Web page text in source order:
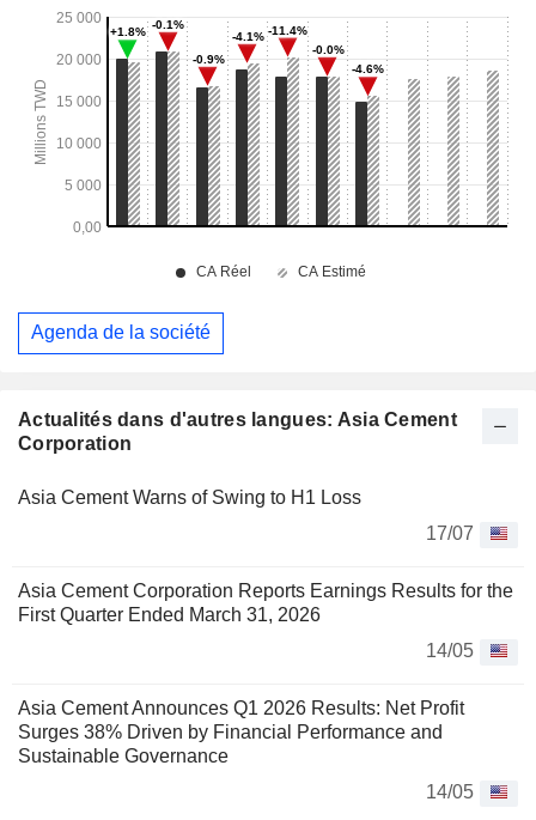
Actualités dans d'autres langues: Asia Cement
Corporation
Asia Cement Warns of Swing to H1 Loss
17/07
Asia Cement Corporation Reports Earnings Results for the
First Quarter Ended March 31, 2026
14/05
Asia Cement Announces Q1 2026 Results: Net Profit
Surges 38% Driven by Financial Performance and
Sustainable Governance
14/05
Agenda de la société